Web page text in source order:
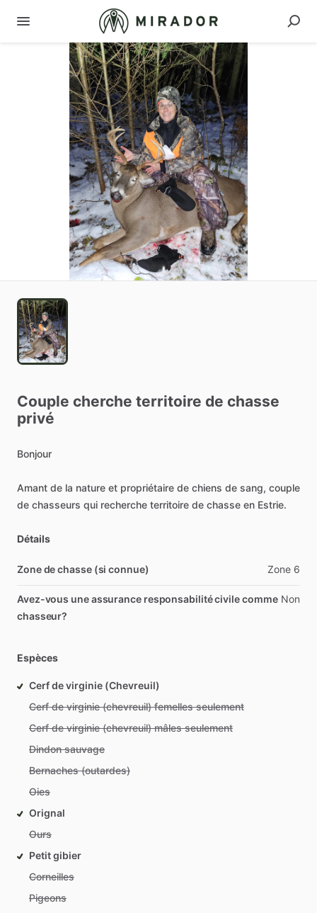
Couple cherche territoire de chasse
privé
Bonjour
Amant de la nature et propriétaire de chiens de sang, couple
de chasseurs qui recherche territoire de chasse en Estrie.
Détails
Zone de chasse (si connue) Zone 6
Avez-vous une assurance responsabilité civile comme
chasseur?
Non
Espèces
Cerf de virginie (Chevreuil)
Cerf de virginie (chevreuil) femelles seulement
Cerf de virginie (chevreuil) mâles seulement
Dindon sauvage
Bernaches (outardes)
Oies
Orignal
Ours
Petit gibier
Corneilles
Pigeons